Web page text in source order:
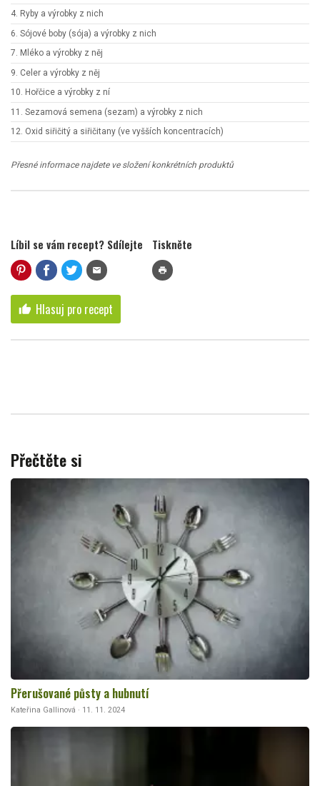
4. Ryby a výrobky z nich
6. Sójové boby (sója) a výrobky z nich
7. Mléko a výrobky z něj
9. Celer a výrobky z něj
10. Hořčice a výrobky z ní
11. Sezamová semena (sezam) a výrobky z nich
12. Oxid siřičitý a siřičitany (ve vyšších koncentracích)
Přesné informace najdete ve složení konkrétních produktů
Líbil se vám recept? Sdílejte
mail
Tiskněte
print
thumb_up Hlasuj pro recept
Přečtěte si
Přerušované půsty a hubnutí
Kateřina Gallinová · 11. 11. 2024